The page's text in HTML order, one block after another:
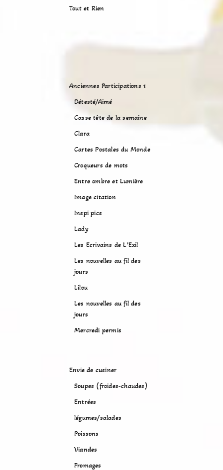
Tout et Rien
Anciennes Participations 1
Détesté/Aimé
Casse tête de la semaine
Clara
Cartes Postales du Monde
Croqueurs de mots
Entre ombre et Lumière
Image citation
Inspi pics
Lady
Les Ecrivains de L’Exil
Les nouvelles au fil des
jours
Lilou
Les nouvelles au fil des
jours
Mercredi permis
Envie de cusiner
Soupes (froides-chaudes)
Entrées
légumes/salades
Poissons
Viandes
Fromages